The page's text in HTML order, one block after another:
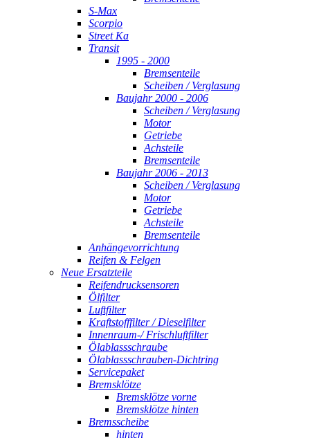
S-Max
Scorpio
Street Ka
Transit
1995 - 2000
Bremsenteile
Scheiben / Verglasung
Baujahr 2000 - 2006
Scheiben / Verglasung
Motor
Getriebe
Achsteile
Bremsenteile
Baujahr 2006 - 2013
Scheiben / Verglasung
Motor
Getriebe
Achsteile
Bremsenteile
Anhängevorrichtung
Reifen & Felgen
Neue Ersatzteile
Reifendrucksensoren
Ölfilter
Luftfilter
Kraftstofffilter / Dieselfilter
Innenraum-/ Frischluftfilter
Ölablassschraube
Ölablassschrauben-Dichtring
Servicepaket
Bremsklötze
Bremsklötze vorne
Bremsklötze hinten
Bremsscheibe
hinten